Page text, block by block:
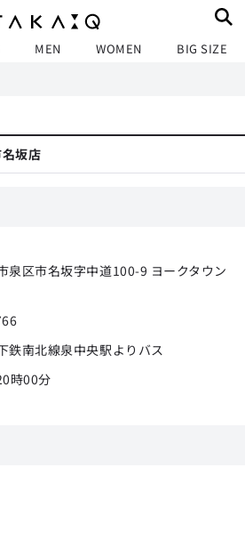
MEN WOMEN BIG SIZE
坂店
泉区市名坂字中道100-9 ヨークタウン
鉄南北線泉中央駅よりバス
時00分